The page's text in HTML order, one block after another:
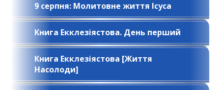
9 серпня: Молитовне життя Ісуса
Книга Екклезіястова. День перший
Книга Екклезіястова [Життя
Насолоди]